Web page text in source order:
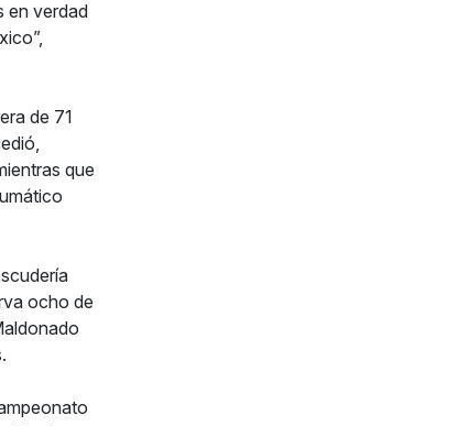
en verdad
de 71
que
ocho de